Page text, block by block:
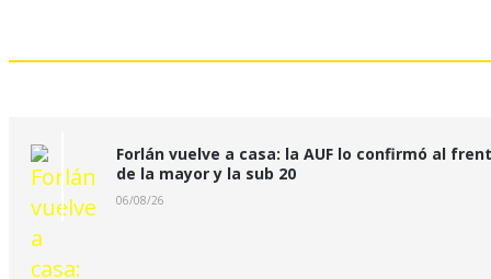
Forlán vuelve a casa: la AUF lo confirmó al
de la mayor y la sub 20
06/08/26